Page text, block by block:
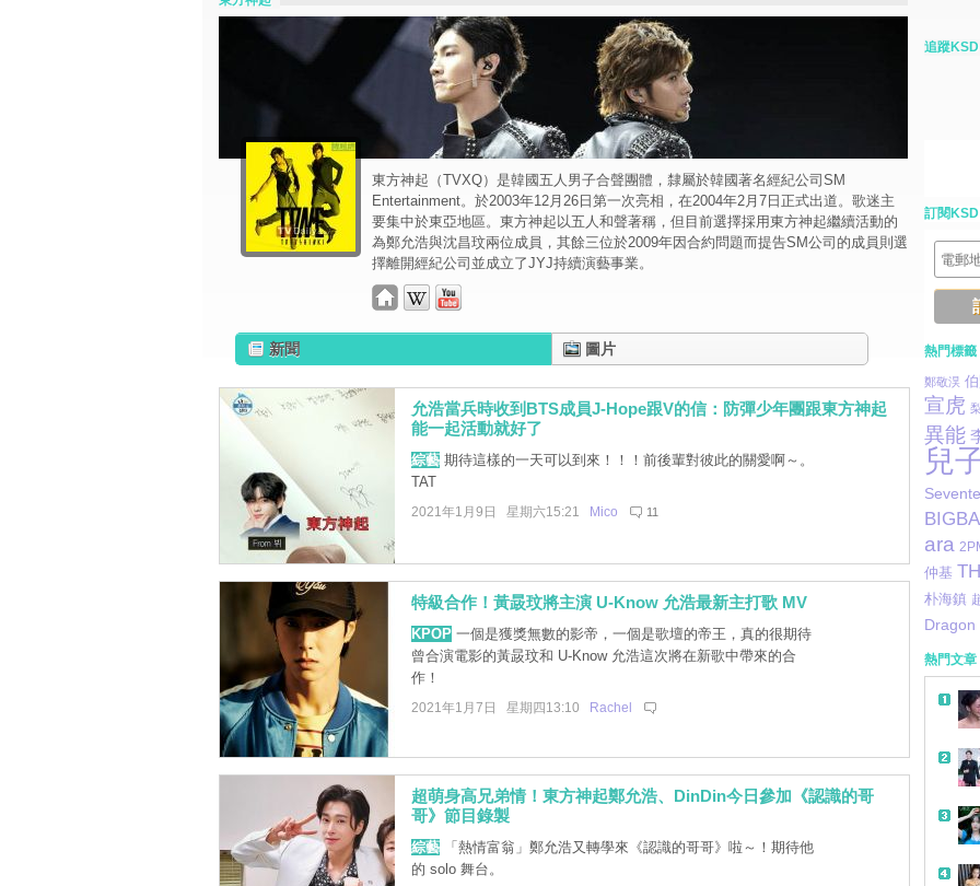
東方神起（TVXQ）是韓國五人男子合聲團體，隸屬於韓國著名經紀公司SM
Entertainment。於2003年12月26日第一次亮相，在2004年2月7日正式出道。歌迷主
要集中於東亞地區。東方神起以五人和聲著稱，但目前選擇採用東方神起繼續活動的
為鄭允浩與沈昌玟兩位成員，其餘三位於2009年因合約問題而提告SM公司的成員則選
擇離開經紀公司並成立了JYJ持續演藝事業。
新聞 圖片
允浩當兵時收到BTS成員J-Hope跟V的信：防彈少年團跟東方神起
能一起活動就好了
綜藝期待這樣的一天可以到來！！！前後輩對彼此的關愛啊～。
TAT
2021年1月9日 星期六15:21 Mico 11
特級合作！黃晸玟將主演 U-Know 允浩最新主打歌 MV
KPOP一個是獲獎無數的影帝，一個是歌壇的帝王，真的很期待
曾合演電影的黃晸玟和 U-Know 允浩這次將在新歌中帶來的合
作！
2021年1月7日 星期四13:10 Rachel
超萌身高兄弟情！東方神起鄭允浩、DinDin今日參加《認識的哥
哥》節目錄製
綜藝「熱情富翁」鄭允浩又轉學來《認識的哥哥》啦～！期待他
的 solo 舞台。
追蹤KSD
訂閱KSD
熱門標籤
鄭敬淏
宣虎
異能
兒
ara
仲基
朴海鎮
Dragon
熱門文章